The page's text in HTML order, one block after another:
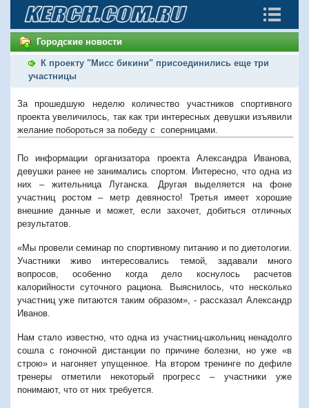
Городские новости
К проекту "Мисс бикини" присоединились еще три
участницы
За прошедшую неделю количество участников спортивного
проекта увеличилось, так как три интересных девушки изъявили
желание побороться за победу с соперницами.
По информации организатора проекта Александра Иванова,
девушки ранее не занимались спортом. Интересно, что одна из
них – жительница Луганска. Другая выделяется на фоне
участниц ростом – метр девяносто! Третья имеет хорошие
внешние данные и может, если захочет, добиться отличных
результатов.
«Мы провели семинар по спортивному питанию и по диетологии.
Участники живо интересовались темой, задавали много
вопросов, особенно когда дело коснулось расчетов
калорийности суточного рациона. Выяснилось, что несколько
участниц уже питаются таким образом», - рассказал Александр
Иванов.
Нам стало известно, что одна из участниц-школьниц ненадолго
сошла с гоночной дистанции по причине болезни, но уже «в
строю» и нагоняет упущенное. На втором тренинге по дефиле
тренеры отметили некоторый прогресс – участники уже
понимают, что от них требуется.